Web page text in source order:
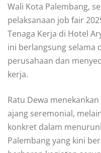
Wali Kota Palembang,
pelaksanaan job fair
Tenaga Kerja di Hotel
ini berlangsung selama
perusahaan dan
kerja.
Ratu Dewa
ajang seremonial,
konkret dalam
Palembang yang kini